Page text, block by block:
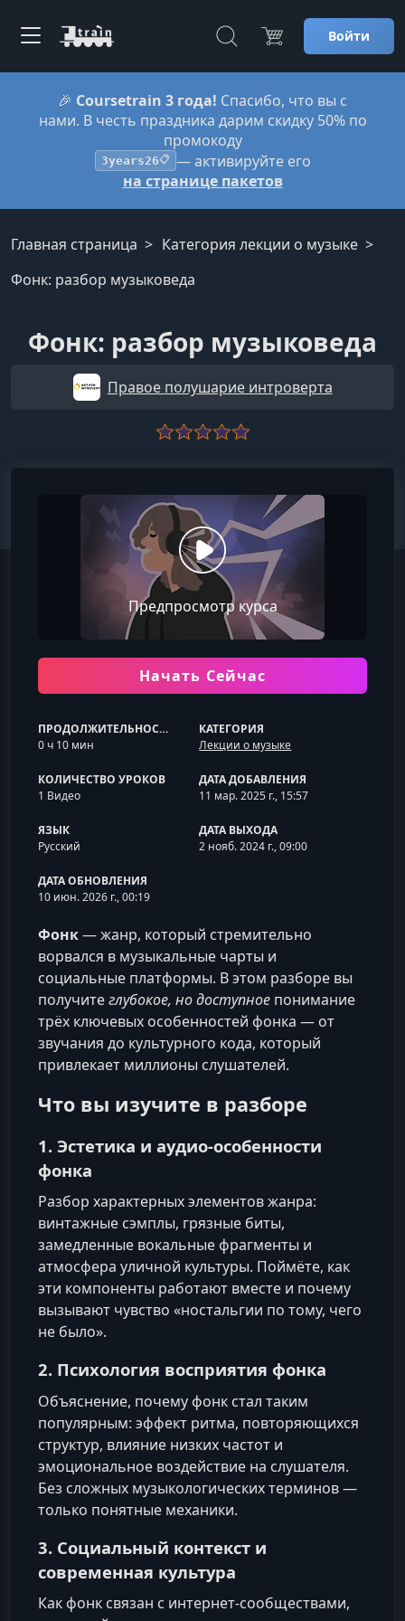
Войти
🎉 Coursetrain 3 года! Спасибо, что вы с
нами. В честь праздника дарим скидку 50% по
промокоду
3years26📋 — активируйте его
на странице пакетов
Главная страница
Категория лекции о музыке
Фонк: разбор музыковеда
Фонк: разбор музыковеда
Правое полушарие интроверта
Предпросмотр курса
Начать Сейчас
ПРОДОЛЖИТЕЛЬНОСТЬ
0 ч 10 мин
КАТЕГОРИЯ
Лекции о музыке
КОЛИЧЕСТВО УРОКОВ
1 Видео
ДАТА ДОБАВЛЕНИЯ
11 мар. 2025 г., 15:57
ЯЗЫК
Русский
ДАТА ВЫХОДА
2 нояб. 2024 г., 09:00
ДАТА ОБНОВЛЕНИЯ
10 июн. 2026 г., 00:19
Фонк— жанр, который стремительно
ворвался в музыкальные чарты и
социальные платформы. В этом разборе вы
получитеглубокое, но доступное понимание
трёх ключевых особенностей фонка — от
звучания до культурного кода, который
привлекает миллионы слушателей.
Что вы изучите в разборе
1. Эстетика и аудио‑особенности
фонка
Разбор характерных элементов жанра:
винтажные сэмплы, грязные биты,
замедленные вокальные фрагменты и
атмосфера уличной культуры. Поймёте, как
эти компоненты работают вместе и почему
вызывают чувство «ностальгии по тому, чего
не было».
2. Психология восприятия фонка
Объяснение, почему фонк стал таким
популярным: эффект ритма, повторяющихся
структур, влияние низких частот и
эмоциональное воздействие на слушателя.
Без сложных музыкологических терминов —
только понятные механики.
3. Социальный контекст и
современная культура
Как фонк связан с интернет‑сообществами,